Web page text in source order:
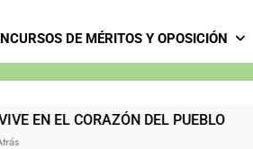
UNIDOS TRABAJANDO POR NUESTRO
DE MÉRITOS Y OPOSICIÓN
DEL PUEBLO LA